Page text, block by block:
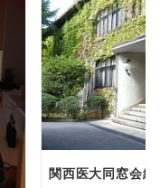
関西医大同窓会総